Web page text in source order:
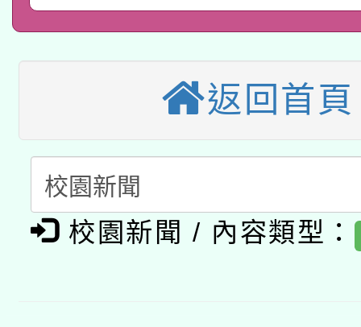
本館辦理115年度閱讀
暨閱讀推動專業研習
科技賦能─人工智慧
A3數位素養講師名單
「數位內容與教學軟體
pilot」
有關大陸委員會函釋公
薪期間赴陸應申請許可
轉知經濟部水利署委託
返回首頁
校園新聞 / 內容類型：